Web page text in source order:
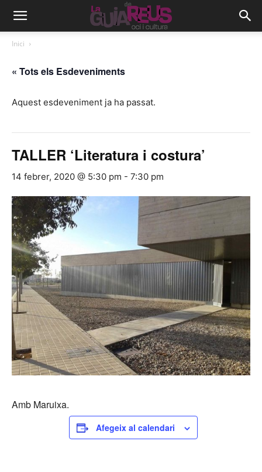
Inici
« Tots els Esdeveniments
Aquest esdeveniment ja ha passat.
TALLER ‘Literatura i costura’
14 febrer, 2020 @ 5:30 pm - 7:30 pm
Amb Maruixa.
Afegeix al calendari